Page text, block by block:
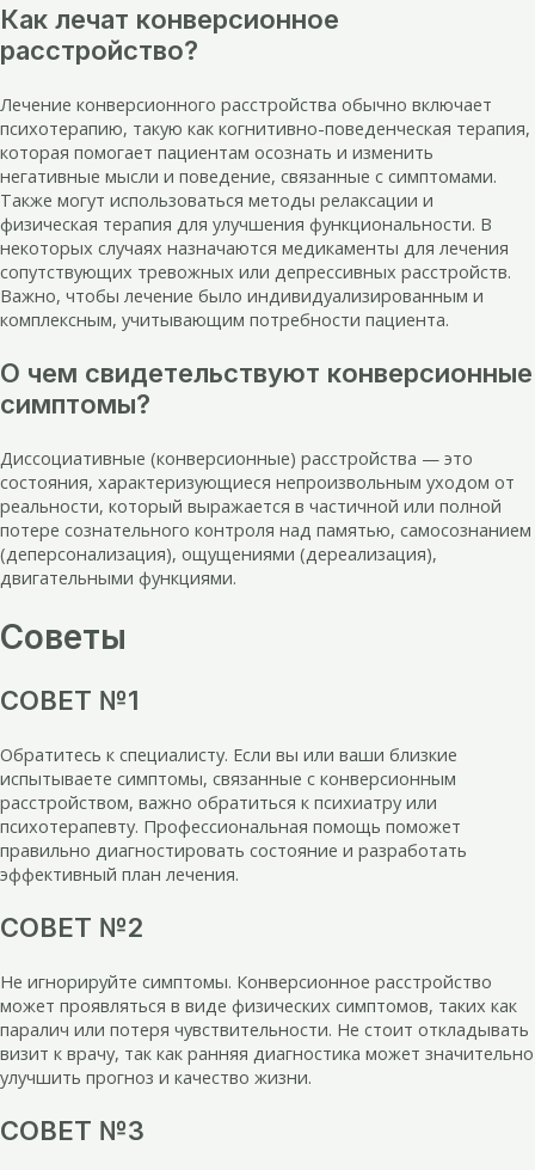
Как лечат конверсионное
расстройство?
Лечение конверсионного расстройства обычно включает
психотерапию, такую как когнитивно-поведенческая терапия,
которая помогает пациентам осознать и изменить
негативные мысли и поведение, связанные с симптомами.
Также могут использоваться методы релаксации и
физическая терапия для улучшения функциональности. В
некоторых случаях назначаются медикаменты для лечения
сопутствующих тревожных или депрессивных расстройств.
Важно, чтобы лечение было индивидуализированным и
комплексным, учитывающим потребности пациента.
О чем свидетельствуют конверсионные
симптомы?
Диссоциативные (конверсионные) расстройства — это
состояния, характеризующиеся непроизвольным уходом от
реальности, который выражается в частичной или полной
потере сознательного контроля над памятью, самосознанием
(деперсонализация), ощущениями (дереализация),
двигательными функциями.
Советы
СОВЕТ №1
Обратитесь к специалисту. Если вы или ваши близкие
испытываете симптомы, связанные с конверсионным
расстройством, важно обратиться к психиатру или
психотерапевту. Профессиональная помощь поможет
правильно диагностировать состояние и разработать
эффективный план лечения.
СОВЕТ №2
Не игнорируйте симптомы. Конверсионное расстройство
может проявляться в виде физических симптомов, таких как
паралич или потеря чувствительности. Не стоит откладывать
визит к врачу, так как ранняя диагностика может значительно
улучшить прогноз и качество жизни.
СОВЕТ №3